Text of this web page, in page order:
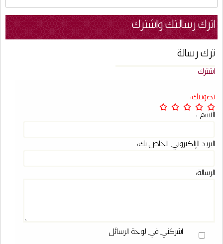
اترك رسالتك واشترك
ترك رسالة
اشترك
تصويتك:
الاسم :
البريد الإلكتروني الخاص بك:
الرسالة:
اشركني في لوحة الرسائل